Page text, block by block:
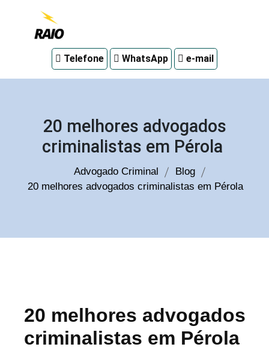
em
Telefone WhatsApp e-mail
20 melhores advogados
criminalistas em Pérola
Advogado Criminal
Blog
20 melhores advogados criminalistas em Pérola
20 melhores advogados
criminalistas em Pérola